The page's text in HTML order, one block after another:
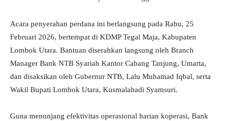
Acara penyerahan perdana ini berlangsung pada Rabu, 25
Februari 2026, bertempat di KDMP Tegal Maja, Kabupaten
Lombok Utara. Bantuan diserahkan langsung oleh Branch
Manager Bank NTB Syariah Kantor Cabang Tanjung, Umarta,
dan disaksikan oleh Gubernur NTB, Lalu Muhamad Iqbal, serta
Wakil Bupati Lombok Utara, Kusmalahadi Syamsuri.
Guna menunjang efektivitas operasional harian koperasi, Bank